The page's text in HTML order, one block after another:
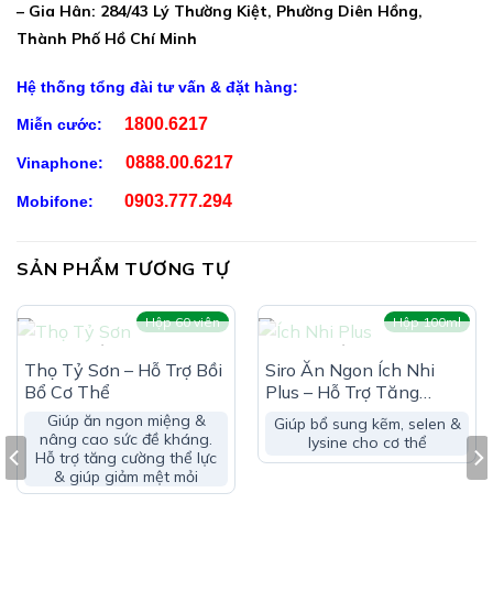
Công Dụng Antot:
Cung cấp đạm men bia thủy phân, Lysin, Cholin
Hỗ trợ giúp ăn ngon miệng
Hỗ trợ tăng hấp thu dinh dưỡng
Hỗ trợ bồi bổ cơ thể
Hỗ trợ tăng cường thể lực
phát triển
Đối Tượng Sử Dụng Antot:
– Gia Hân: 284/43 Lý Thường Kiệt, Phường Diên Hồng,
Thành Phố Hồ Chí Minh
Hệ thống tổng đài tư vấn & đặt hàng:
Miễn cước: 1800.6217
Vinaphone: 0888.00.6217
Mobifone: 0903.777.294
SẢN PHẨM TƯƠNG TỰ
Hộp 60 viên
HẾT HÀNG
Thọ Tỷ Sơn – Hỗ Trợ Bồi
Bổ Cơ Thể
Giúp ăn ngon miệng &
nâng cao sức đề kháng.
Hỗ trợ tăng cường thể lực
& giúp giảm mệt mỏi
Hộp 100ml
HẾT HÀNG
Siro Ăn Ngon Ích Nhi
Plus – Hỗ Trợ Tăng
Cường Hấp Thu Dưỡng
Chất
Giúp bổ sung kẽm, selen &
lysine cho cơ thể